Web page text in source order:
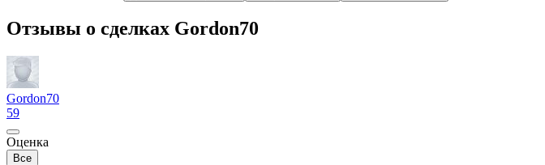
Отзывы о сделках Gordon70
Gordon70
59
Оценка
Все